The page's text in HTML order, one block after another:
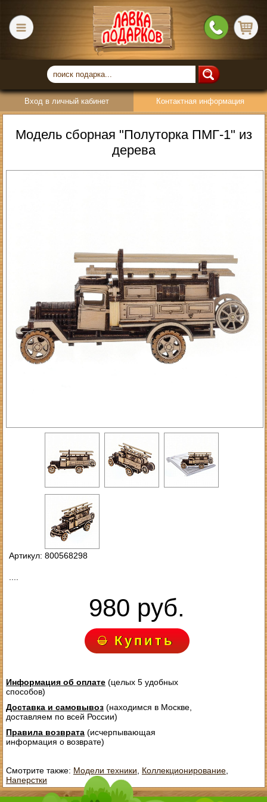
Вход в личный кабинет Контактная информация
Модель сборная "Полуторка ПМГ-1" из
дерева
Артикул: 800568298
980 руб.
Купить
Информация об оплате(целых 5 удобных
способов)
Доставка и самовывоз(находимся в Москве,
доставляем по всей России)
Правила возврата(исчерпывающая
информация о возврате)
Смотрите также: Модели техники Коллекционирование,
Наперстки